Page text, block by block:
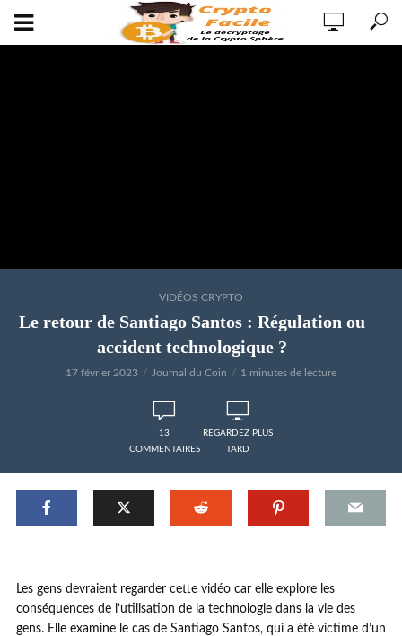
VIDÉOS CRYPTO
Le retour de Santiago Santos : Régulation ou
accident technologique ?
17 février 2023 Journal du Coin 1 minutes de lecture
13
COMMENTAIRES
REGARDEZ PLUS
TARD
Les gens devraient regarder cette vidéo car elle explore les
conséquences de l’utilisation de la technologie dans la vie des
gens. Elle examine le cas de Santiago Santos, qui a été victime d’un